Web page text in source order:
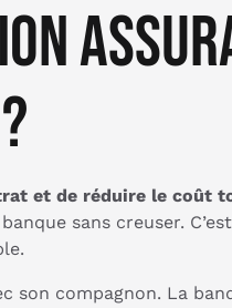
et de réduire le coût
sans creuser.
son compagnon. La